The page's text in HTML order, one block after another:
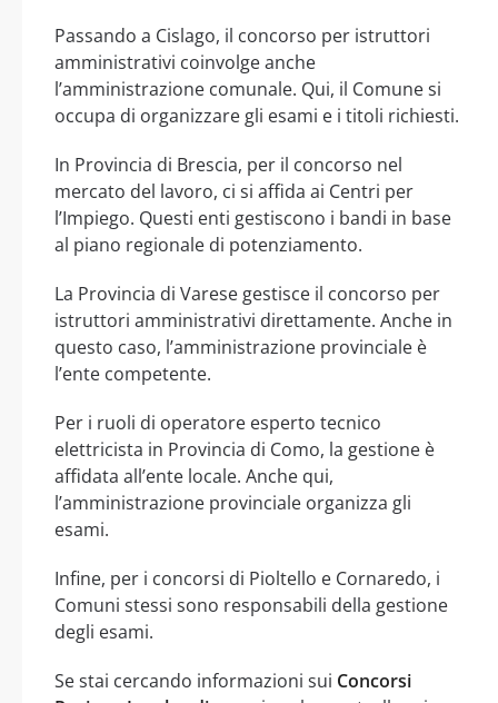
Passando a Cislago, il concorso per istruttori
amministrativi coinvolge anche
l’amministrazione comunale. Qui, il Comune si
occupa di organizzare gli esami e i titoli richiesti.
In Provincia di Brescia, per il concorso nel
mercato del lavoro, ci si affida ai Centri per
l’Impiego. Questi enti gestiscono i bandi in base
al piano regionale di potenziamento.
La Provincia di Varese gestisce il concorso per
istruttori amministrativi direttamente. Anche in
questo caso, l’amministrazione provinciale è
l’ente competente.
Per i ruoli di operatore esperto tecnico
elettricista in Provincia di Como, la gestione è
affidata all’ente locale. Anche qui,
l’amministrazione provinciale organizza gli
esami.
Infine, per i concorsi di Pioltello e Cornaredo, i
Comuni stessi sono responsabili della gestione
degli esami.
Se stai cercando informazioni sui Concorsi